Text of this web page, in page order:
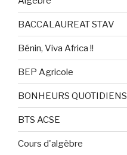
BACCALAUREAT STAV
Bénin, Viva Africa !!
BEP Agricole
BONHEURS QUOTIDIENS
BTS ACSE
Cours d'algèbre